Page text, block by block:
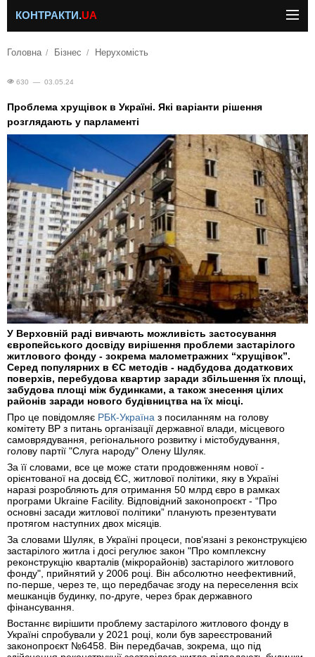
КОНТРАКТИ.UA
Головна Бізнес Нерухомість
630 — 03.05.24
Проблема хрущівок в Україні. Які варіанти рішення
розглядають у парламенті
У Верховній раді вивчають можливість застосування
європейського досвіду вирішення проблеми застарілого
житлового фонду - зокрема малометражних “хрущівок”.
Серед популярних в ЄС методів - надбудова додаткових
поверхів, перебудова квартир заради збільшення їх площі,
забудова площі між будинками, а також знесення цілих
районів заради нового будівництва на їх місці.
Про це повідомляє РБК-Україна з посиланням на голову
комітету ВР з питань організації державної влади, місцевого
самоврядування, регіонального розвитку і містобудування,
голову партії "Слуга народу" Олену Шуляк.
За її словами, все це може стати продовженням нової -
орієнтованої на досвід ЄС, житлової політики, яку в Україні
наразі розробляють для отримання 50 млрд євро в рамках
програми Ukraine Facility. Відповідний законопроєкт - “Про
основні засади житлової політики” планують презентувати
протягом наступних двох місяців.
За словами Шуляк, в Україні процеси, пов‘язані з реконструкцією
застарілого житла і досі регулює закон "Про комплексну
реконструкцію кварталів (мікрорайонів) застарілого житлового
фонду", прийнятий у 2006 році. Він абсолютно неефективний,
по-перше, через те, що передбачає згоду на переселення всіх
мешканців будинку, по-друге, через брак державного
фінансування.
Востаннє вирішити проблему застарілого житлового фонду в
Україні спробували у 2021 році, коли був зареєстрований
законопроєкт №6458. Він передбачав, зокрема, що під